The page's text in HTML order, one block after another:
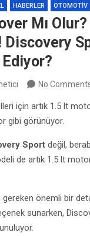
HABERLER OTOMOTIV
Mı
Discovery
No
için artık 1.5 lt
gibi görünüyor.
Sport değil,
de artık 1.5 lt
önemli bir
sunarken,